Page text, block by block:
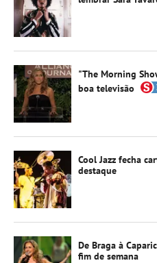
"The Morning
boa televisão
Cool Jazz fecha
destaque
De Braga à
fim de semana